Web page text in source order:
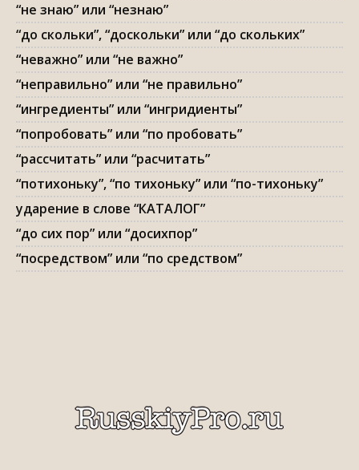
“не знаю” или “незнаю”
“до скольки”, “доскольки” или “до скольких”
“неважно” или “не важно”
“неправильно” или “не правильно”
“ингредиенты” или “ингридиенты”
“попробовать” или “по пробовать”
“рассчитать” или “расчитать”
“потихоньку”, “по тихоньку” или “по-тихоньку”
ударение в слове “КАТАЛОГ”
“до сих пор” или “досихпор”
“посредством” или “по средством”